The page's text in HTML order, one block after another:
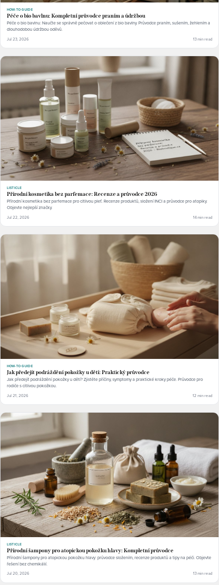
HOW-TO GUIDE
Péče o bio bavlnu: Kompletní průvodce praním a údržbou
Péče o bio bavlnu: Naučte se správně pečovat o oblečení z bio bavlny. Průvodce praním, sušením, žehlením a
dlouhodobou údržbou oděvů.
Jul 23, 2026 13 min read
LISTICLE
Přírodní kosmetika bez parfemace: Recenze a průvodce 2026
Přírodní kosmetika bez parfemace pro citlivou pleť. Recenze produktů, složení INCI a průvodce pro atopiky.
Objevte nejlepší značky.
Jul 22, 2026 14 min read
HOW-TO GUIDE
Jak předejít podráždění pokožky u dětí: Praktický průvodce
Jak předejít podráždění pokožky u dětí? Zjistěte příčiny, symptomy a praktické kroky péče. Průvodce pro
rodiče s citlivou pokožkou.
Jul 21, 2026 12 min read
LISTICLE
Přírodní šampony pro atopickou pokožku hlavy: Kompletní průvodce
Přírodní šampony pro atopickou pokožku hlavy: průvodce složením, recenze produktů a tipy na péči. Objevte
řešení bez chemikálií.
Jul 20, 2026 13 min read